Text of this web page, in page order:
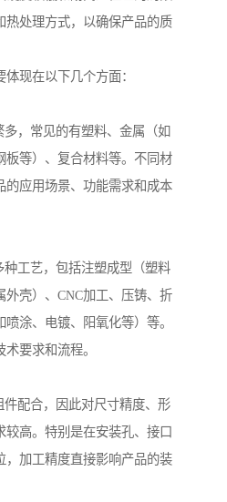
热处理方式，以确保产品的质
现在以下几个方面：
，常见的有塑料、金属（如
板等）、复合材料等。不同材
的应用场景、功能需求和成本
工艺，包括注塑成型（塑料
壳）、CNC加工、压铸、折
涂、电镀、阳氧化等）等。
要求和流程。
配合，因此对尺寸精度、形
较高。特别是在安装孔、接口
，加工精度直接影响产品的装